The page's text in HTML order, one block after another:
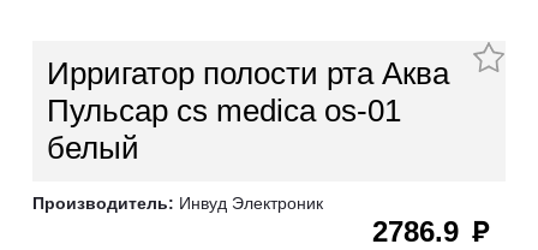
Ирригатор полости рта Аква
Пульсар cs medica os-01
белый
Производитель: Инвуд Электроник
2786.9 руб